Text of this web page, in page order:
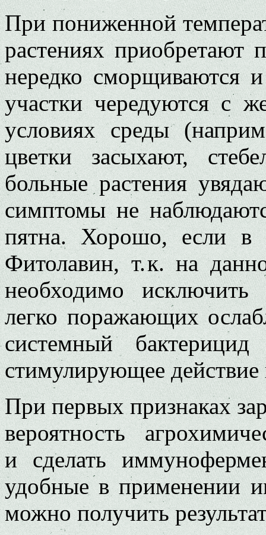
При пониженной
растениях приобретают
нередко сморщиваются
участки чередуются с
условиях среды
цветки засыхают,
больные растения
симптомы не
пятна. Хорошо, если в
Фитолавин, т. к. на
необходимо исключить
легко поражающих
системный
стимулирующее действие
При первых признаках
вероятность
и сделать
удобные в применении
можно получить